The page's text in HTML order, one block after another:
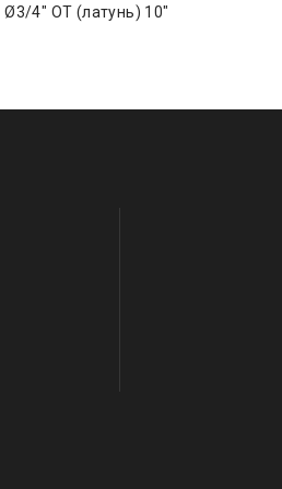
4″ OT (латунь) 10″